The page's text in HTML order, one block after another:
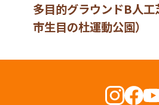
多目的グラウンドB人
市生目の杜運動公園）